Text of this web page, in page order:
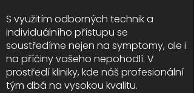
S využitím odborných technik a
individuálního přístupu se
soustředíme nejen na symptomy, ale i
na příčiny vašeho nepohodlí. V
prostředí kliniky, kde náš profesionální
tým dbá na vysokou kvalitu.